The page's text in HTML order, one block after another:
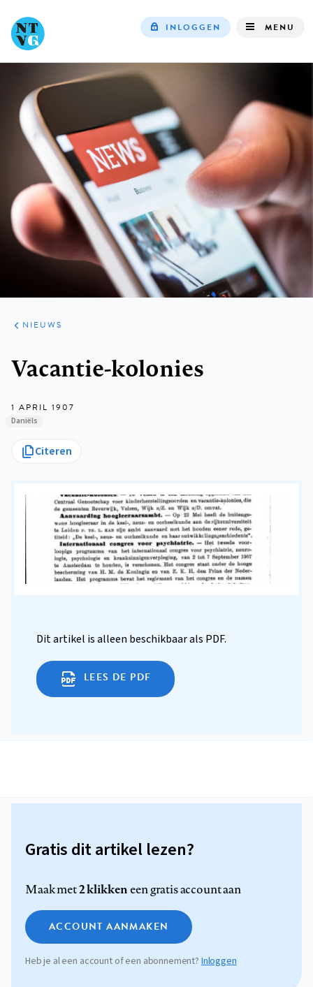
INLOGGEN MENU
ARTIKELEN
HET
KORT
NIEUWS
Vacantie-kolonies
1 APRIL 1907
Daniëls
Citeren
Dit artikel is alleen beschikbaar als PDF.
LEES DE PDF
Gratis dit artikel lezen?
Maak met2 klikkeneen gratis account aan
ACCOUNT AANMAKEN
Heb je al een account of een abonnement? Inloggen